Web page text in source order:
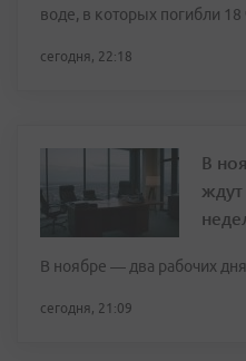
воде, в которых погибли 18
сегодня, 22:18
В
В ноябре — два рабочих
сегодня, 21:09